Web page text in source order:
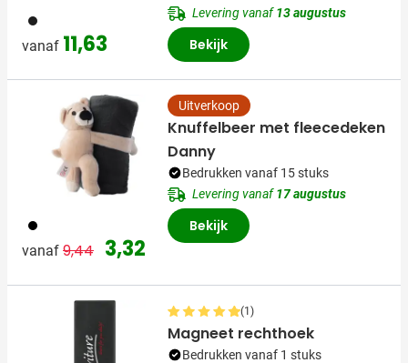
001
vanaf 11,63
Levering vanaf13 augustus
Bekijk
001
vanaf Normale prijs
9,44 Speciale prijs
3,32
Uitverkoop
Knuffelbeer met fleecedeken
Danny
Bedrukken vanaf 15 stuks
Levering vanaf17 augustus
Bekijk
(1)
Magneet rechthoek
Bedrukken vanaf 1 stuks